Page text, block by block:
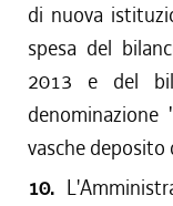
di nuova
spesa del
2013 e del
vasche deposito
10.